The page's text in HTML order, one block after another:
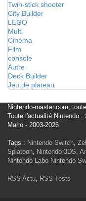
Twin-stick shooter
City Builder
LEGO
Multi
Cinéma
Film
console
Autre
Deck Builder
Jeu de plateau
Nintendo-master.com,
Toute l'actualité Nintendo
Mario - 2003-2026
Tags : Nintendo Switch,
Splatoon, Nintendo 3DS,
Nintendo Labo Nintendo
RSS Actu, RSS Tests